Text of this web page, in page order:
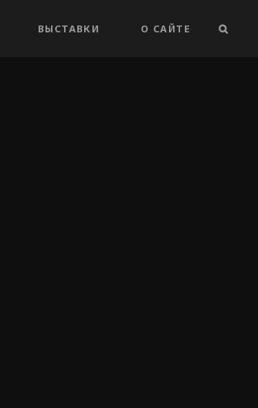
ВЫСТАВКИ О САЙТЕ